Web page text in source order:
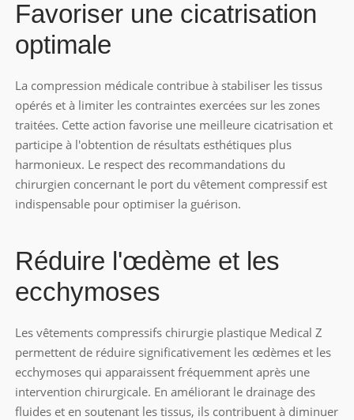
Favoriser une cicatrisation
optimale
La compression médicale contribue à stabiliser les tissus
opérés et à limiter les contraintes exercées sur les zones
traitées. Cette action favorise une meilleure cicatrisation et
participe à l'obtention de résultats esthétiques plus
harmonieux. Le respect des recommandations du
chirurgien concernant le port du vêtement compressif est
indispensable pour optimiser la guérison.
Réduire l'œdème et les
ecchymoses
Les vêtements compressifs chirurgie plastique Medical Z
permettent de réduire significativement les œdèmes et les
ecchymoses qui apparaissent fréquemment après une
intervention chirurgicale. En améliorant le drainage des
fluides et en soutenant les tissus, ils contribuent à diminuer